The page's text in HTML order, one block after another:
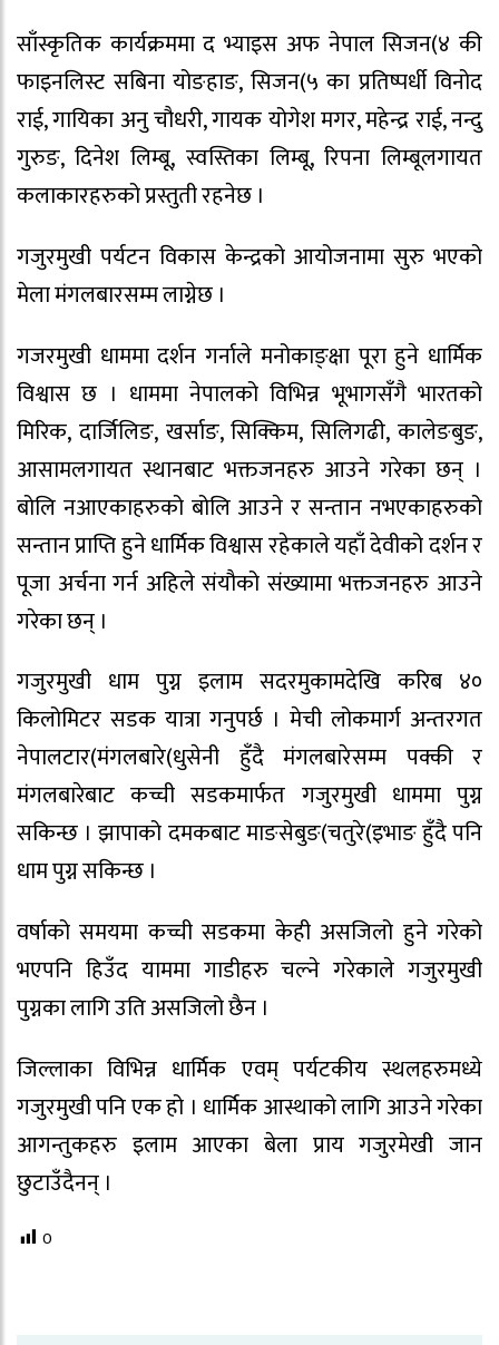
साँस्कृतिक कार्यक्रममा द भ्याइस अफ नेपाल सिजन(४ की
फाइनलिस्ट सबिना योङहाङ, सिजन(५ का प्रतिष्पर्धी विनोद
राई, गायिका अनु चौधरी, गायक योगेश मगर, महेन्द्र राई, नन्दु
गुरुङ, दिनेश लिम्बू, स्वस्तिका लिम्बू, रिपना लिम्बूलगायत
कलाकारहरुको प्रस्तुती रहनेछ ।
गजुरमुखी पर्यटन विकास केन्द्रको आयोजनामा सुरु भएको
मेला मंगलबारसम्म लाग्नेछ ।
गजरमुखी धाममा दर्शन गर्नाले मनोकाङ्क्षा पूरा हुने धार्मिक
विश्वास छ । धाममा नेपालको विभिन्न भूभागसँगै भारतको
मिरिक, दार्जिलिङ, खर्साङ, सिक्किम, सिलिगढी, कालेङबुङ,
आसामलगायत स्थानबाट भक्तजनहरु आउने गरेका छन् ।
बोलि नआएकाहरुको बोलि आउने र सन्तान नभएकाहरुको
सन्तान प्राप्ति हुने धार्मिक विश्वास रहेकाले यहाँ देवीको दर्शन र
पूजा अर्चना गर्न अहिले संयौको संख्यामा भक्तजनहरु आउने
गरेका छन् ।
गजुरमुखी धाम पुग्न इलाम सदरमुकामदेखि करिब ४०
किलोमिटर सडक यात्रा गनुपर्छ । मेची लोकमार्ग अन्तरगत
नेपालटार(मंगलबारे(धुसेनी हुँदै मंगलबारेसम्म पक्की र
मंगलबारेबाट कच्ची सडकमार्फत गजुरमुखी धाममा पुग्न
सकिन्छ । झापाको दमकबाट माङसेबुङ(चतुरे(इभाङ हुँदै पनि
धाम पुग्न सकिन्छ ।
वर्षाको समयमा कच्ची सडकमा केही असजिलो हुने गरेको
भएपनि हिउँद याममा गाडीहरु चल्ने गरेकाले गजुरमुखी
पुग्नका लागि उति असजिलो छैन ।
जिल्लाका विभिन्न धार्मिक एवम् पर्यटकीय स्थलहरुमध्ये
गजुरमुखी पनि एक हो । धार्मिक आस्थाको लागि आउने गरेका
आगन्तुकहरु इलाम आएका बेला प्राय गजुरमेखी जान
छुटाउँदैनन् ।
0